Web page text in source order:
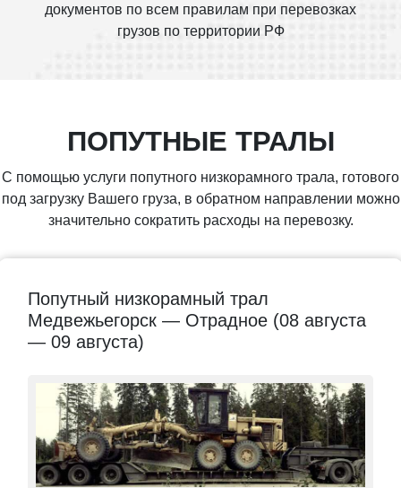
документов по всем правилам при перевозках
грузов по территории РФ
ПОПУТНЫЕ ТРАЛЫ
С помощью услуги попутного низкорамного трала, готового
под загрузку Вашего груза, в обратном направлении можно
значительно сократить расходы на перевозку.
Попутный низкорамный трал
Медвежьегорск — Отрадное (08 августа
— 09 августа)